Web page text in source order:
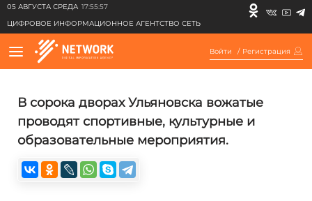
05 АВГУСТА СРЕДА 17:55:57
ЦИФРОВОЕ ИНФОРМАЦИОННОЕ АГЕНТСТВО СЕТЬ
Войти / Регистрация
В сорока дворах Ульяновска вожатые
проводят спортивные, культурные и
образовательные мероприятия.